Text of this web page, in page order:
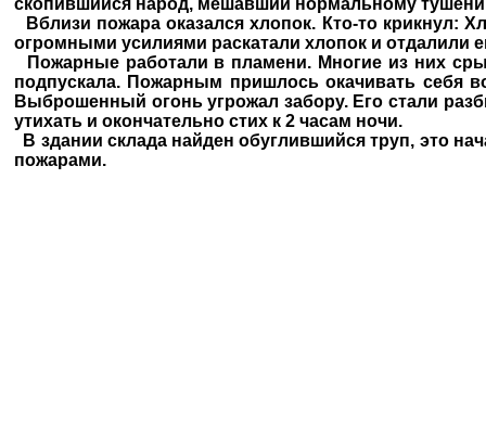
скопившийся народ, мешавший нормальному
Вблизи пожара оказался хлопок. Кто-то крикнул:
огромными усилиями раскатали хлопок и отдалили
Пожарные работали в пламени. Многие из них
подпускала. Пожарным пришлось окачивать себя
Выброшенный огонь угрожал забору. Его стали
утихать и окончательно стих к 2 часам ночи.
В здании склада найден обуглившийся труп, это
пожарами.